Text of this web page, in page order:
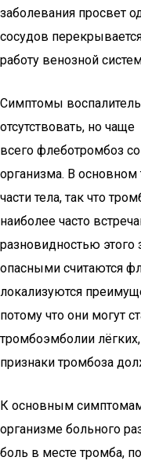
заболевания просвет
сосудов
работу венозной
Симптомы
отсутствовать, но чаще
всего флеботромбоз
организма. В
части тела, так что
наиболее часто
разновидностью
опасными считаются
локализуются
потому что они могут
тромбоэмболии
признаки тромбоза
К основным
организме больного
боль в месте тромба,